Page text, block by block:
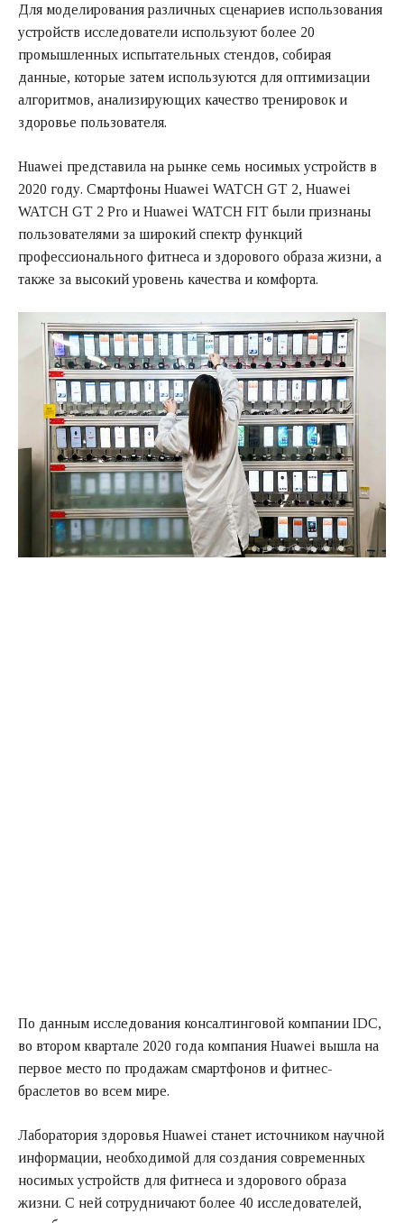
Для моделирования различных сценариев использования
устройств исследователи используют более 20
промышленных испытательных стендов, собирая
данные, которые затем используются для оптимизации
алгоритмов, анализирующих качество тренировок и
здоровье пользователя.
Huawei представила на рынке семь носимых устройств в
2020 году. Смартфоны Huawei WATCH GT 2, Huawei
WATCH GT 2 Pro и Huawei WATCH FIT были признаны
пользователями за широкий спектр функций
профессионального фитнеса и здорового образа жизни, а
также за высокий уровень качества и комфорта.
По данным исследования консалтинговой компании IDC,
во втором квартале 2020 года компания Huawei вышла на
первое место по продажам смартфонов и фитнес-
браслетов во всем мире.
Лаборатория здоровья Huawei станет источником научной
информации, необходимой для создания современных
носимых устройств для фитнеса и здорового образа
жизни. С ней сотрудничают более 40 исследователей,